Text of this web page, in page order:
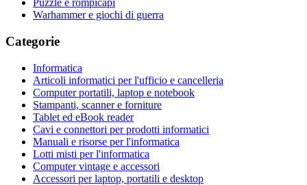
Puzzle e rompicapi
Warhammer e giochi di guerra
Categorie
Informatica
Articoli informatici per l'ufficio e cancelleria
Computer portatili, laptop e notebook
Stampanti, scanner e forniture
Tablet ed eBook reader
Cavi e connettori per prodotti informatici
Manuali e risorse per l'informatica
Lotti misti per l'informatica
Computer vintage e accessori
Accessori per laptop, portatili e desktop